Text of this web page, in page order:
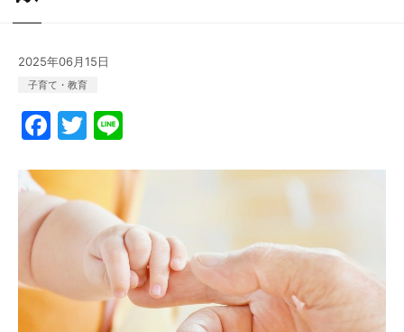
2025年06月15日
子育て・教育
F
a
c
e
o
T
w
itt
er
e